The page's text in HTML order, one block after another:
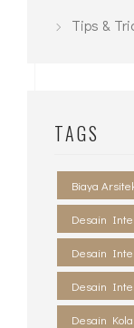
Tips &
TAGS
Biaya
Desain
Desain
Desain
Desain